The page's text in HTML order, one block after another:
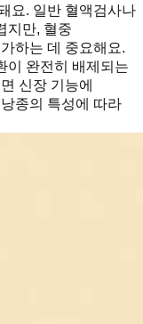
요. 일반 혈액검사나
지만, 혈중
하는 데 중요해요.
이 완전히 배제되는
신장 기능에
종의 특성에 따라